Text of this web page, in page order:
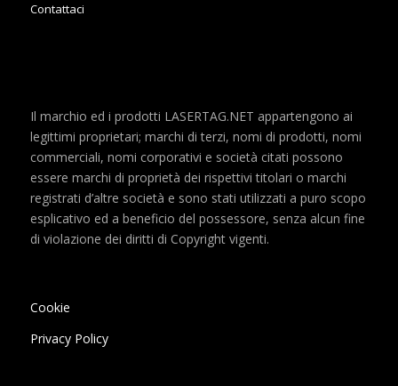
Contattaci
Il marchio ed i prodotti LASERTAG.NET appartengono ai
legittimi proprietari; marchi di terzi, nomi di prodotti, nomi
commerciali, nomi corporativi e società citati possono
essere marchi di proprietà dei rispettivi titolari o marchi
registrati d’altre società e sono stati utilizzati a puro scopo
esplicativo ed a beneficio del possessore, senza alcun fine
di violazione dei diritti di Copyright vigenti.
Cookie
Privacy Policy